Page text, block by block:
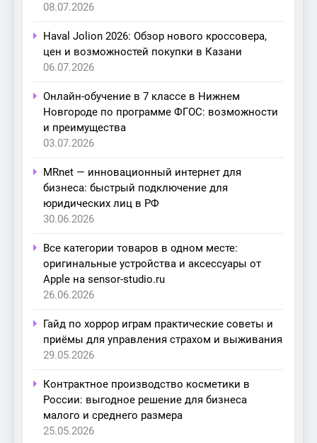
08.07.2026
Haval Jolion 2026: Обзор нового кроссовера,
цен и возможностей покупки в Казани
06.07.2026
Онлайн-обучение в 7 классе в Нижнем
Новгороде по программе ФГОС: возможности
и преимущества
03.07.2026
MRnet — инновационный интернет для
бизнеса: быстрый подключение для
юридических лиц в РФ
30.06.2026
Все категории товаров в одном месте:
оригинальные устройства и аксессуары от
Apple на sensor-studio.ru
26.06.2026
Гайд по хоррор играм практические советы и
приёмы для управления страхом и выживания
29.05.2026
Контрактное производство косметики в
России: выгодное решение для бизнеса
малого и среднего размера
25.05.2026